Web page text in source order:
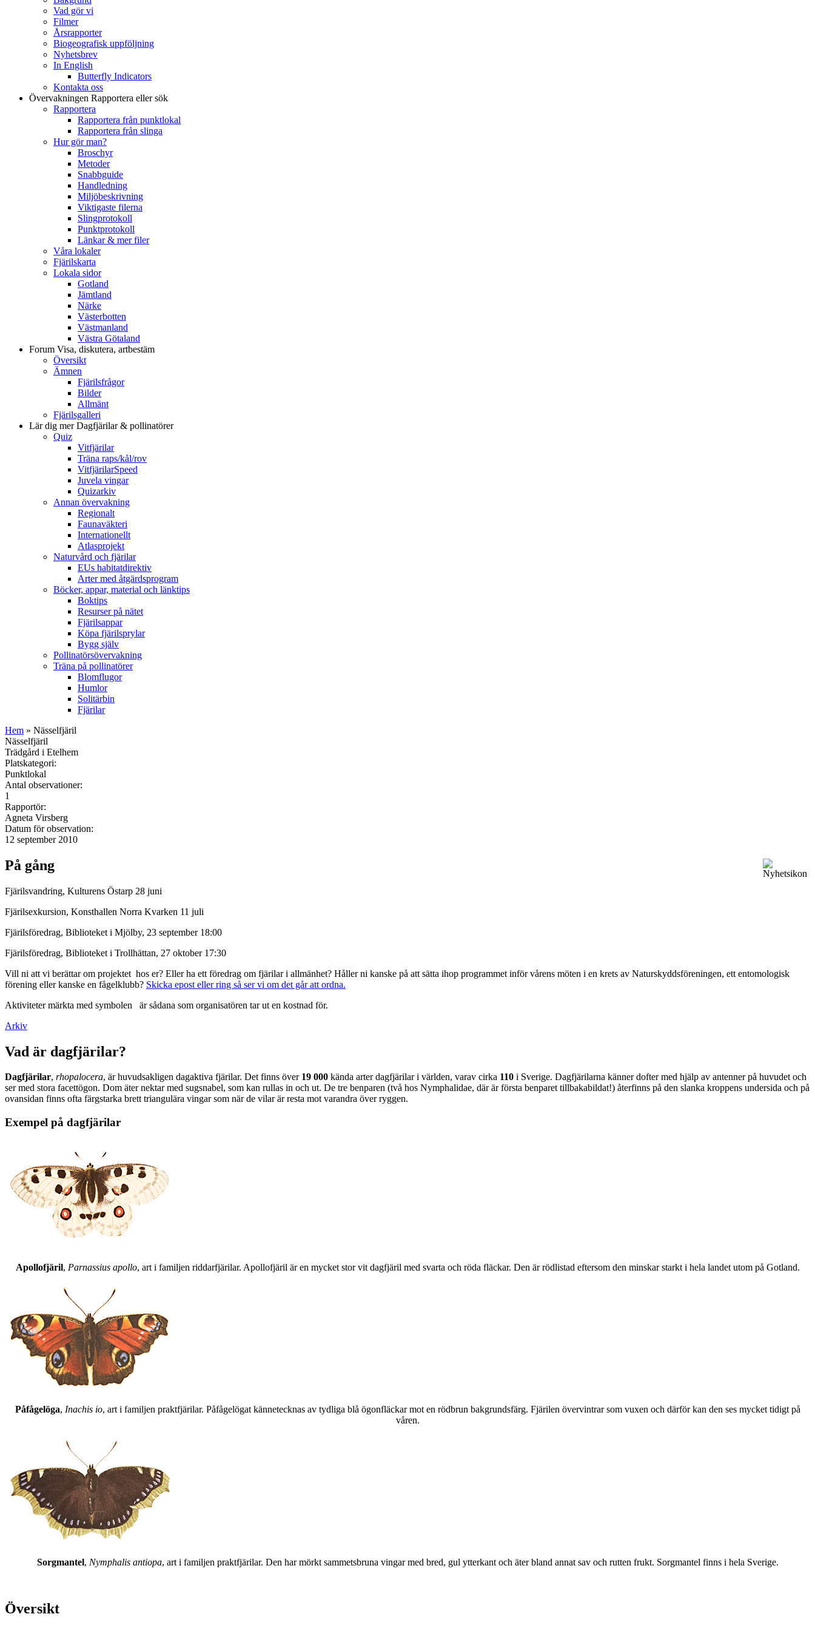
Vad gör vi
Filmer
Årsrapporter
Biogeografisk uppföljning
Nyhetsbrev
In English
Butterfly Indicators
Kontakta oss
Övervakningen Rapportera eller sök
Rapportera
Rapportera från punktlokal
Rapportera från slinga
Hur gör man?
Broschyr
Metoder
Snabbguide
Handledning
Miljöbeskrivning
Viktigaste filerna
Slingprotokoll
Punktprotokoll
Länkar & mer filer
Våra lokaler
Fjärilskarta
Lokala sidor
Gotland
Jämtland
Närke
Västerbotten
Västmanland
Västra Götaland
Forum Visa, diskutera, artbestäm
Översikt
Ämnen
Fjärilsfrågor
Bilder
Allmänt
Fjärilsgalleri
Lär dig merDagfjärilar & pollinatörer
Quiz
Vitfjärilar
Träna raps/kål/rov
VitfjärilarSpeed
Juvela vingar
Quizarkiv
Annan övervakning
Regionalt
Faunaväkteri
Internationellt
Atlasprojekt
Naturvård och fjärilar
EUs habitatdirektiv
Arter med åtgärdsprogram
Böcker, appar, material och länktips
Boktips
Resurser på nätet
Fjärilsappar
Köpa fjärilsprylar
Bygg själv
Pollinatörsövervakning
Träna på pollinatörer
Blomflugor
Humlor
Solitärbin
Fjärilar
Hem » Nässelfjäril
Nässelfjäril
Trädgård i Etelhem
Platskategori:
Punktlokal
Antal observationer:
1
Rapportör:
Agneta Virsberg
Datum för observation:
12 september 2010
På gång
Fjärilsvandring, Kulturens Östarp 28 juni
Fjärilsexkursion, Konsthallen Norra Kvarken 11 juli
Fjärilsföredrag, Biblioteket i Mjölby, 23 september 18:00
Fjärilsföredrag, Biblioteket i Trollhättan, 27 oktober 17:30
Vill ni att vi berättar om projektet hos er? Eller ha ett föredrag om fjärilar i allmänhet? Håller ni kanske på att sätta ihop programmet inför vårens möten i en krets av Naturskyddsföreningen, ett entomologisk
förening eller kanske en fågelklubb? Skicka epost eller ring så ser vi om det går att ordna.
Aktiviteter märkta med symbolen
är sådana som organisatören tar ut en kostnad för.
Arkiv
Vad är dagfjärilar?
Dagfjärilar, rhopalocera, är huvudsakligen dagaktiva fjärilar. Det finns över 19 000 kända arter dagfjärilar i världen, varav cirka 110 i Sverige. Dagfjärilarna känner dofter med hjälp av antenner på huvudet och
ser med stora facettögon. Dom äter nektar med sugsnabel, som kan rullas in och ut. De tre benparen (två hos Nymphalidae, där är första benparet tillbakabildat!) återfinns på den slanka kroppens undersida och på
ovansidan finns ofta färgstarka brett triangulära vingar som när de vilar är resta mot varandra över ryggen.
Exempel på dagfjärilar
Apollofjäril, Parnassius apollo, art i familjen riddarfjärilar. Apollofjäril är en mycket stor vit dagfjäril med svarta och röda fläckar. Den är rödlistad eftersom den minskar starkt i hela landet utom på Gotland.
Påfågelöga, Inachis io, art i familjen praktfjärilar. Påfågelögat kännetecknas av tydliga blå ögonfläckar mot en rödbrun bakgrundsfärg. Fjärilen övervintrar som vuxen och därför kan den ses mycket tidigt på
våren.
Sorgmantel, Nymphalis antiopa, art i familjen praktfjärilar. Den har mörkt sammetsbruna vingar med bred, gul ytterkant och äter bland annat sav och rutten frukt. Sorgmantel finns i hela Sverige.
Översikt